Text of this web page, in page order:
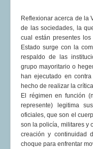
Contacto
Afirmación
COMUNERA 67 EN
voz de la Casa de
Reflexionar acerca de la
de las sociedades, la
cual están presentes
Estado surge con la
respaldo de las
grupo mayoritario o
han ejecutado en
hecho de realizar la
El régimen en función
represente) legitima
oficiales, que son el
son la policía, militares y
creación y continuidad
choque para enfrentar